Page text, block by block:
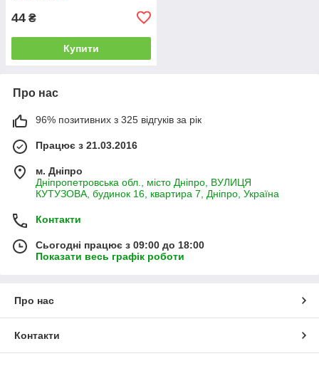
44 ₴
Купити
Про нас
96% позитивних з 325 відгуків за рік
Працює з 21.03.2016
м. Дніпро
Дніпропетровська обл., місто Дніпро, ВУЛИЦЯ
КУТУЗОВА, будинок 16, квартира 7, Дніпро, Україна
Контакти
Сьогодні працює з 09:00 до 18:00
Показати весь графік роботи
Про нас
Контакти